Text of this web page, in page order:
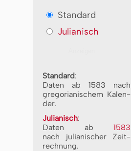
Standard
Julianisch
Standard:
Daten ab 1583 nach
gre­go­ri­a­ni­schem Ka­len­
der.
Julianisch:
Daten ab 1583
nach ju­li­a­ni­scher Zeit­
rech­nung.